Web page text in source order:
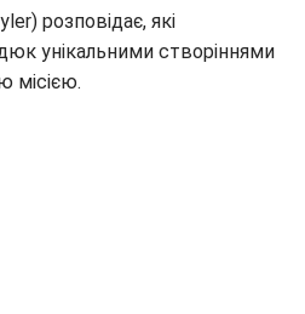
розповідає, які
унікальними створіннями
місією.